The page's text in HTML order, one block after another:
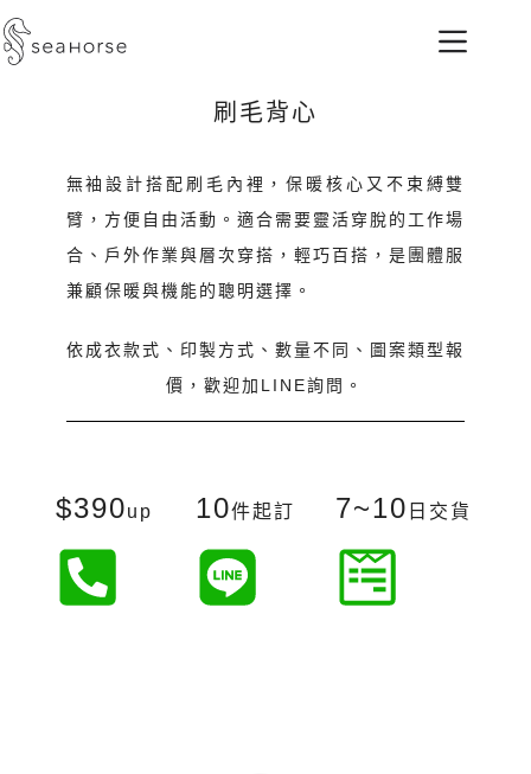
刷毛背心
無袖設計搭配刷毛內裡，保暖核心又不束縛雙
臂，方便自由活動。適合需要靈活穿脫的工作場
合、戶外作業與層次穿搭，輕巧百搭，是團體服
兼顧保暖與機能的聰明選擇。
依成衣款式、印製方式、數量不同、圖案類型報
價，歡迎加LINE詢問。
$390up 10件起訂 7~10 日交貨